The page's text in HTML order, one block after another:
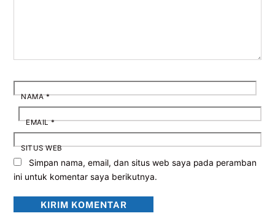
NAMA*
EMAIL*
SITUS WEB
Simpan nama, email, dan situs web saya pada peramban
ini untuk komentar saya berikutnya.